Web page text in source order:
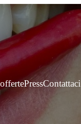
PressContattaci